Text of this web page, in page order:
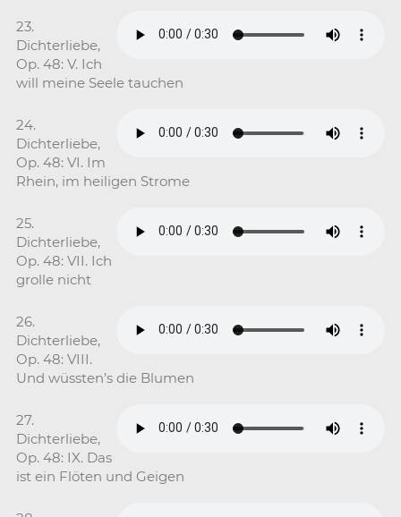
23.
Dichterliebe,
Op. 48: V. Ich
will meine Seele tauchen
24.
Dichterliebe,
Op. 48: VI. Im
Rhein, im heiligen Strome
25.
Dichterliebe,
Op. 48: VII. Ich
grolle nicht
26.
Dichterliebe,
Op. 48: VIII.
Und wüssten’s die Blumen
27.
Dichterliebe,
Op. 48: IX. Das
ist ein Flöten und Geigen